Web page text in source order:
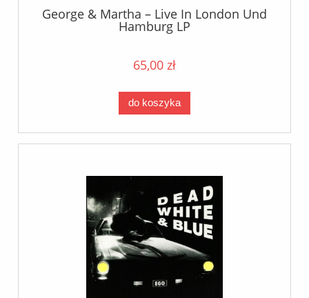
George & Martha ‎– Live In London Und
Hamburg LP
65,00 zł
do koszyka